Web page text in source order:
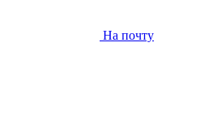
На почту